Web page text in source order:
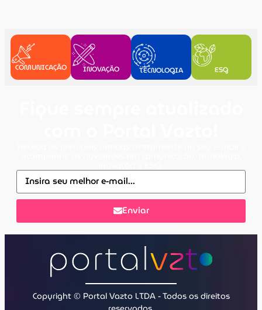
COMUNICAÇÃO INOVAÇÃO TECNOLOGIA ESG
Enviar
Copyright © Portal Vazto LTDA - Todos os direitos